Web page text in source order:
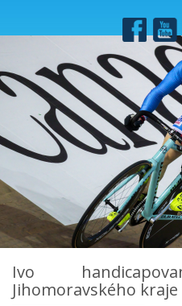
Ivo
Jihomoravského kraje